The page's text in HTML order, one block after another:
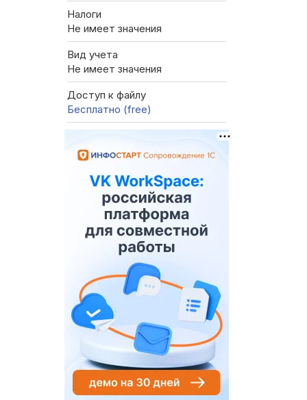
Налоги
Не имеет значения
Вид учета
Не имеет значения
Доступ к файлу
Бесплатно (free)